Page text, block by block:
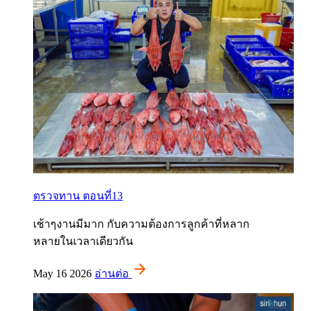
ตรวจทาน ตอนที่13
เช้าๆงานมีมาก กับความต้องการลูกค้าที่หลาก
หลายในเวลาเดียวกัน
May 16 2026 อ่านต่อ